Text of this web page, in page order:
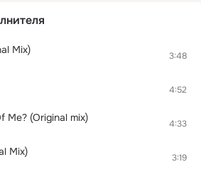
Mix) 3:48
4:52
Me? (Original mix) 4:33
Mix) 3:19